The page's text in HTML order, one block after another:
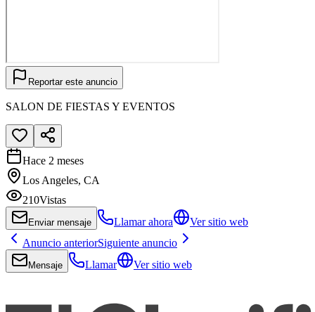
Reportar este anuncio
SALON DE FIESTAS Y EVENTOS
Hace 2 meses
Los Angeles, CA
210Vistas
Enviar mensaje Llamar ahora
Ver sitio web
Anuncio anteriorSiguiente anuncio
Mensaje Llamar Ver sitio web